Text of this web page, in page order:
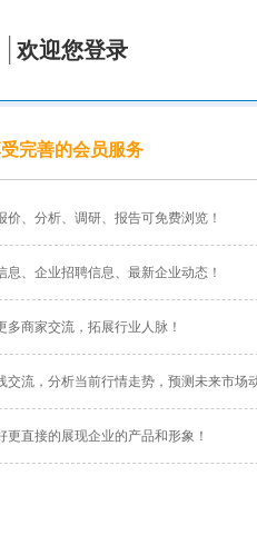
欢迎您登录
完善的会员服务
价、分析、调研、报告可免费浏览！
息、企业招聘信息、最新企业动态！
多商家交流，拓展行业人脉！
交流，分析当前行情走势，预测未来市场
更直接的展现企业的产品和形象！